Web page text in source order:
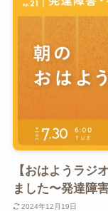
【おはようラジ
ました〜発達障
2024年12月19日